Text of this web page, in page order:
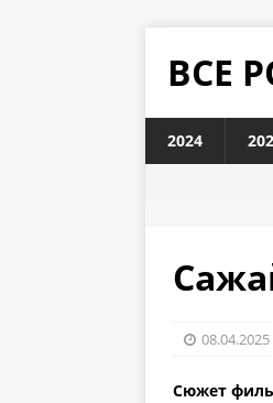
ВСЕ
2024
08.04.2025
Сюжет